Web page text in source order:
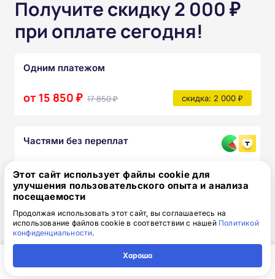
Получите скидку 2 000 ₽
при оплате сегодня!
Одним платежом
от 15 850 ₽ 17 850 ₽ скидка: 2 000 ₽
Частями без переплат
от 1 320₽
Узнать подробнее
После прохождения курса вы получите:
Полный комплект официальных
Этот сайт использует файлы cookie для
улучшения пользовательского опыта и анализа
посещаемости
Продолжая использовать этот сайт, вы соглашаетесь на
использование файлов cookie в соответствии с нашей Политикой
конфиденциальности.
Хорошо